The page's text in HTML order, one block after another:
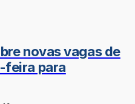
novas vagas de
feira para